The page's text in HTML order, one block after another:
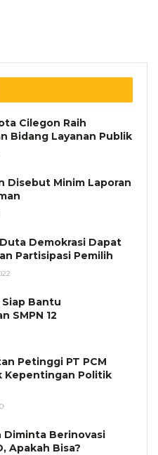
Cilegon Raih
Bidang Layanan Publik
Disebut Minim Laporan
Demokrasi Dapat
Partisipasi Pemilih
Siap Bantu
SMPN 12
Petinggi PT PCM
Kepentingan Politik
Diminta Berinovasi
Apakah Bisa?